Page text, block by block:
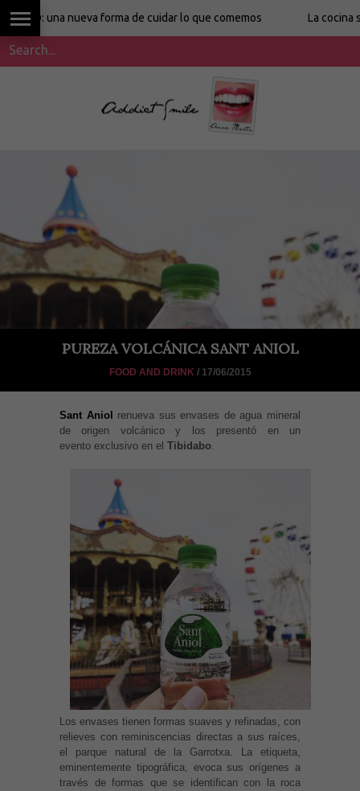
una nueva forma de cuidar lo que comemos La cocina sin
PUREZA VOLCÁNICA SANT ANIOL
FOOD AND DRINK / 17/06/2015
Sant Aniol
renueva sus envases de agua mineral
de origen volcánico y los presentó en un
evento exclusivo en el Tibidabo.
Los envases tienen formas suaves y refinadas, con
relieves con reminiscencias directas a sus raíces,
el parque natural de la Garrotxa. La etiqueta,
eminentemente tipográfica, evoca sus orígenes a
través de formas que se identifican con la roca